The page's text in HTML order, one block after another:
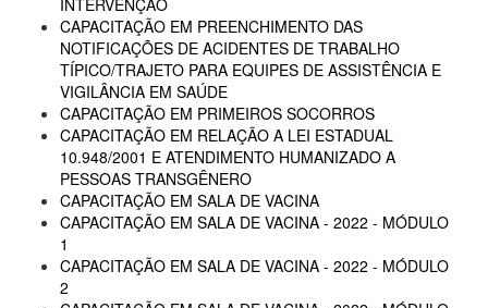
INTERVENÇÃO
CAPACITAÇÃO EM PREENCHIMENTO DAS
NOTIFICAÇÕES DE ACIDENTES DE TRABALHO
TÍPICO/TRAJETO PARA EQUIPES DE ASSISTÊNCIA E
VIGILÂNCIA EM SAÚDE
CAPACITAÇÃO EM PRIMEIROS SOCORROS
CAPACITAÇÃO EM RELAÇÃO A LEI ESTADUAL
10.948/2001 E ATENDIMENTO HUMANIZADO A
PESSOAS TRANSGÊNERO
CAPACITAÇÃO EM SALA DE VACINA
CAPACITAÇÃO EM SALA DE VACINA - 2022 - MÓDULO
1
CAPACITAÇÃO EM SALA DE VACINA - 2022 - MÓDULO
2